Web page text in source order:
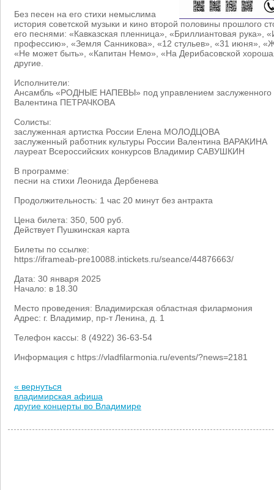
Без песен на его стихи немыслима
история советской музыки и кино второй половины прошлого
его песнями: «Кавказская пленница», «Бриллиантовая рука»,
профессию», «Земля Санникова», «12 стульев», «31 июня»,
«Не может быть», «Капитан Немо», «На Дерибасовской
другие.
Исполнители:
Ансамбль «РОДНЫЕ НАПЕВЫ» под управлением
Валентина ПЕТРАЧКОВА
Солисты:
заслуженная артистка России Елена МОЛОДЦОВА
заслуженный работник культуры России Валентина ВАРАКИНА
лауреат Всероссийских конкурсов Владимир САВУШКИН
В программе:
песни на стихи Леонида Дербенева
Продолжительность: 1 час 20 минут без антракта
Цена билета: 350, 500 руб.
Действует Пушкинская карта
Билеты по ссылке:
https://iframeab-pre10088.intickets.ru/seance/44876663/
Дата: 30 января 2025
Начало: в 18.30
Место проведения: Владимирская областная филармония
Адрес: г. Владимир, пр-т Ленина, д. 1
Телефон кассы: 8 (4922) 36-63-54
Информация с https://vladfilarmonia.ru/events/?news=2181
« вернуться
владимирская афиша
другие концерты во Владимире